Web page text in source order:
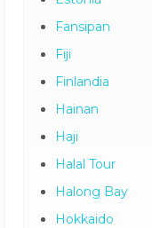
Fansipan
Fiji
Finlandia
Hainan
Haji
Halal Tour
Halong Bay
Hokkaido